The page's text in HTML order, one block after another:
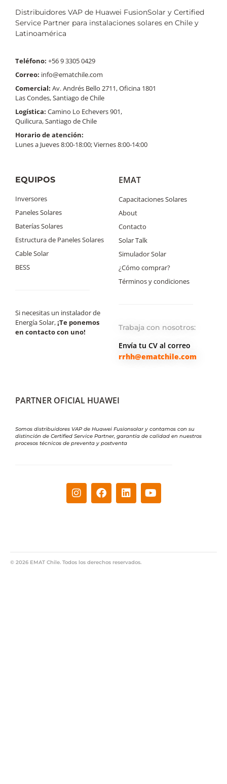
Distribuidores VAP de Huawei FusionSolar y Certified
Service Partner para instalaciones solares en Chile y
Latinoamérica
Teléfono: +56 9 3305 0429
Correo: info@ematchile.com
Comercial: Av. Andrés Bello 2711, Oficina 1801
Las Condes, Santiago de Chile
Logística: Camino Lo Echevers 901,
Quilicura, Santiago de Chile
Horario de atención:
Lunes a Jueves 8:00-18:00; Viernes 8:00-14:00
EQUIPOS
Inversores
Paneles Solares
Baterías Solares
Estructura de Paneles Solares
Cable Solar
BESS
Si necesitas un instalador de
Energía Solar,¡Te ponemos
en contacto con uno!
EMAT
Capacitaciones Solares
About
Contacto
Solar Talk
Simulador Solar
¿Cómo comprar?
Términos y condiciones
Trabaja con nosotros:
Envía tu CV al correo
rrhh@ematchile.com
PARTNER OFICIAL HUAWEI
Somos distribuidores VAP de Huawei Fusionsolar y contamos con su
distinción de Certified Service Partner, garantía de calidad en nuestros
procesos técnicos de preventa y postventa
© 2026 EMAT Chile. Todos los derechos reservados.